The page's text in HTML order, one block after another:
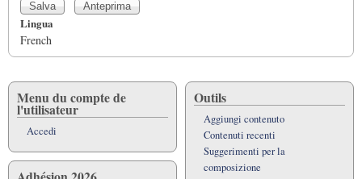
Lingua
French
Menu du compte de
l'utilisateur
Accedi
Outils
Aggiungi contenuto
Contenuti recenti
Suggerimenti per la
composizione